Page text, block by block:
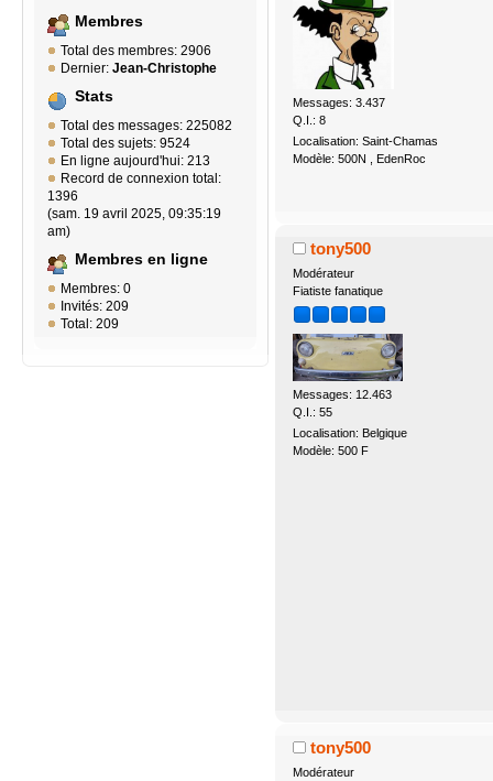
Membres
Total des membres: 2906
Dernier: Jean-Christophe
Stats
Total des messages: 225082
Total des sujets: 9524
En ligne aujourd'hui: 213
Record de connexion total:
1396
(sam. 19 avril 2025, 09:35:19
am)
Membres en ligne
Membres: 0
Invités: 209
Total: 209
Messages: 3.437
Q.I.: 8
Localisation: Saint-Chamas
Modèle: 500N , EdenRoc
tony500
Modérateur
Fiatiste fanatique
Messages: 12.463
Q.I.: 55
Localisation: Belgique
Modèle: 500 F
tony500
Modérateur